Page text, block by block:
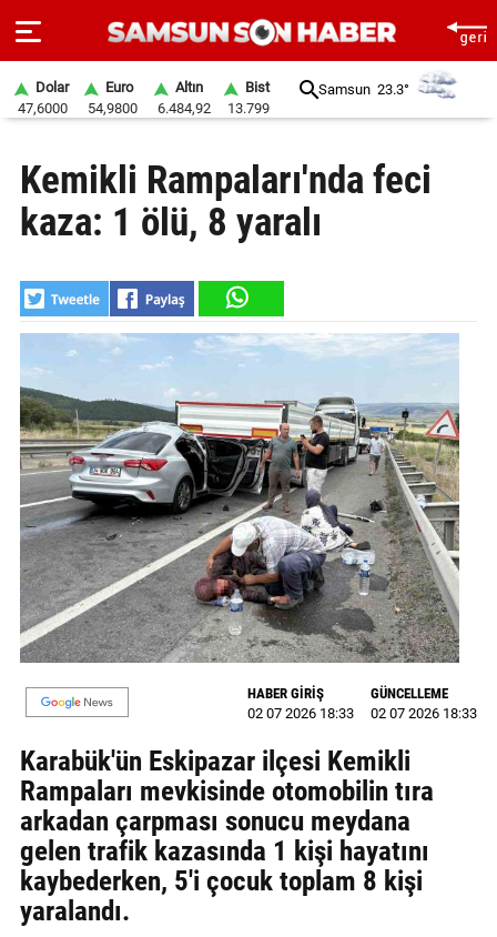
SAYFA
SAMSUN
SAMSUNSPOR
GÜNDEM
SİYASET
EKONOMİ
DÜNYA
MAGAZİN
GALERİ
VİDEO
YAZARLAR
ULAŞIN
Künye
İletişim
Gizlilik
Politikası
Dolar
47,6000
Euro
54,9800
Altın
6.484,92
Bist
13.799
Samsun 23.3°
Kemikli Rampaları'nda feci
kaza: 1 ölü, 8 yaralı
HABER GİRİŞ
02 07 2026 18:33
GÜNCELLEME
02 07 2026 18:33
Karabük'ün Eskipazar ilçesi Kemikli
Rampaları mevkisinde otomobilin tıra
arkadan çarpması sonucu meydana
gelen trafik kazasında 1 kişi hayatını
kaybederken, 5'i çocuk toplam 8 kişi
yaralandı.